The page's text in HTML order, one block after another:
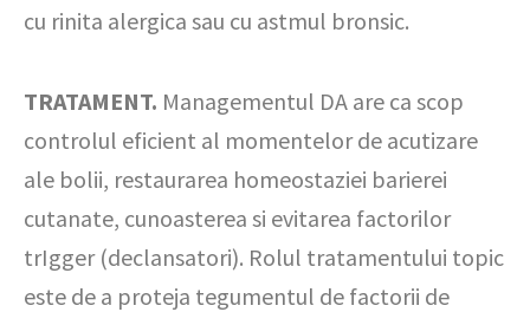
cu rinita alergica sau cu astmul bronsic.
TRATAMENT. Managementul DA are ca scop
controlul eficient al momentelor de acutizare
ale bolii, restaurarea homeostaziei barierei
cutanate, cunoasterea si evitarea factorilor
trIgger (declansatori). Rolul tratamentului topic
este de a proteja tegumentul de factorii de